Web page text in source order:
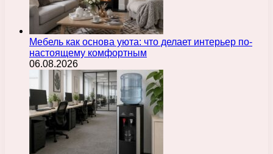
Мебель как основа уюта: что делает интерьер по-
настоящему комфортным
06.08.2026